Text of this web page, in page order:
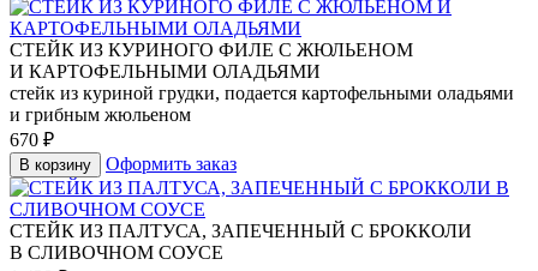
СТЕЙК ИЗ КУРИНОГО ФИЛЕ С ЖЮЛЬЕНОМ
И КАРТОФЕЛЬНЫМИ ОЛАДЬЯМИ
стейк из куриной грудки, подается картофельными оладьями
и грибным жюльеном
670 ₽
В корзину Оформить заказ
СТЕЙК ИЗ ПАЛТУСА, ЗАПЕЧЕННЫЙ С БРОККОЛИ
В СЛИВОЧНОМ СОУСЕ